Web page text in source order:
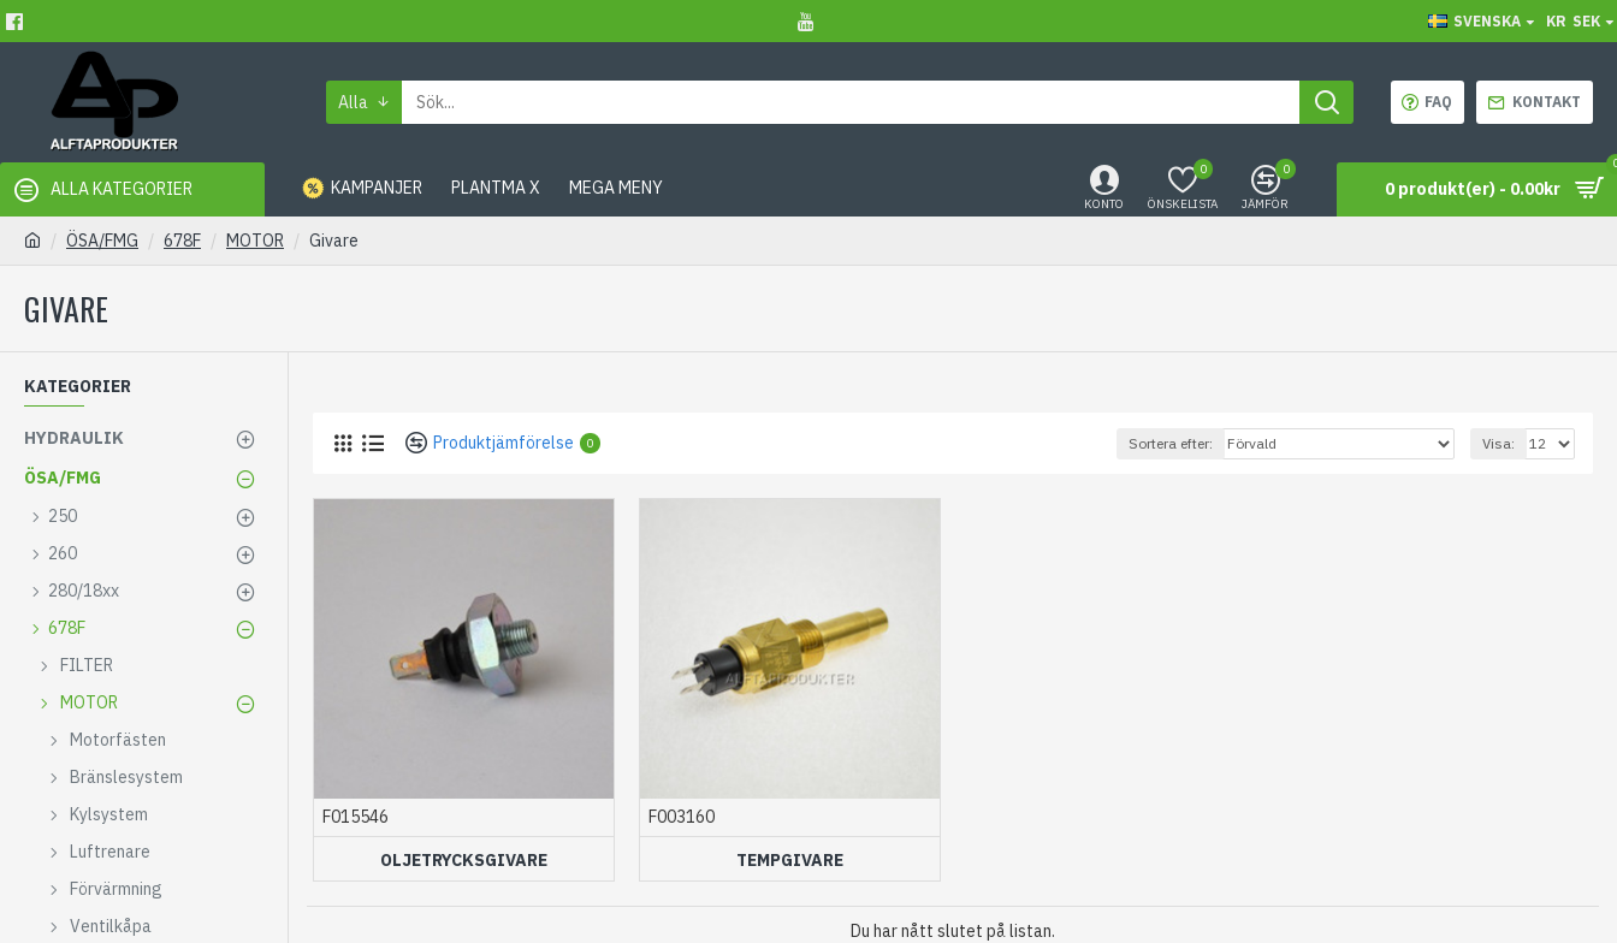
SVENSKA KR SEK
Alla FAQ KONTAKT
ALLA KATEGORIER KAMPANJER PLANTMA X MEGA MENY
KONTO ÖNSKELISTA
0
JÄMFÖR
0
0 produkt(er) - 0.00kr
ÖSA/FMG 678F MOTOR Givare
GIVARE
KATEGORIER
HYDRAULIK
ÖSA/FMG
250
260
280/18xx
678F
FILTER
MOTOR
Motorfästen
Bränslesystem
Kylsystem
Luftrenare
Förvärmning
Ventilkåpa
Produktjämförelse 0 Sortera efter: Visa:
F015546
OLJETRYCKSGIVARE
F003160
TEMPGIVARE
Du har nått slutet på listan.